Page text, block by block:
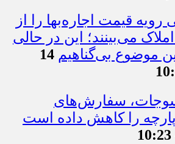
قیمت اجاره‌بها را از
می‌بینند؛ این در حالی
موضوع بی‌گناهیم 14
سفارش‌های
را کاهش داده است